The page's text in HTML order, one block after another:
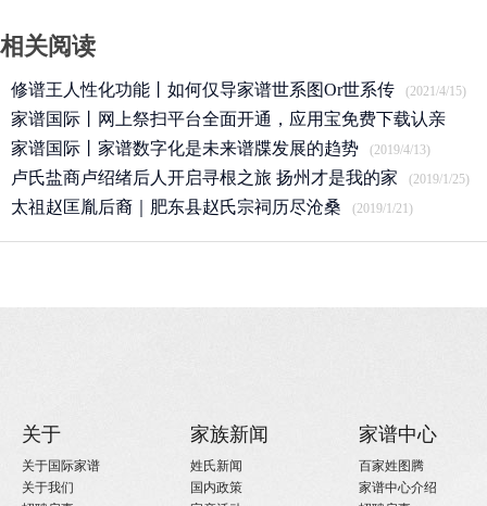
相关阅读
修谱王人性化功能丨如何仅导家谱世系图Or世系传 (2021/4/15)
家谱国际丨网上祭扫平台全面开通，应用宝免费下载认亲
APP
(2020/3/25)
家谱国际丨家谱数字化是未来谱牒发展的趋势 (2019/4/13)
卢氏盐商卢绍绪后人开启寻根之旅 扬州才是我的家 (2019/1/25)
太祖赵匡胤后裔｜肥东县赵氏宗祠历尽沧桑 (2019/1/21)
关于
关于国际家谱
关于我们
家族新闻
姓氏新闻
国内政策
家谱中心
百家姓图腾
家谱中心介绍